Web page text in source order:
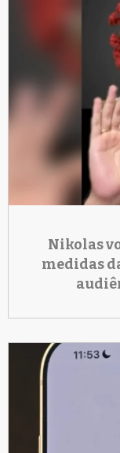
Nikolas
medidas